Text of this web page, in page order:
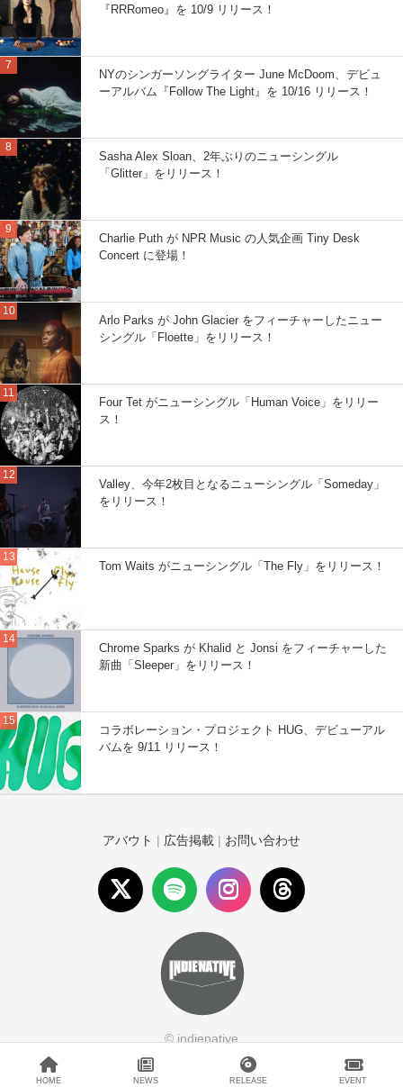
『RRRomeo』を 10/9 リリース！
NYのシンガーソングライター June McDoom、デビュ
ーアルバム『Follow The Light』を 10/16 リリース！
Sasha Alex Sloan、2年ぶりのニューシングル
「Glitter」をリリース！
Charlie Puth が NPR Music の人気企画 Tiny Desk
Concert に登場！
Arlo Parks が John Glacier をフィーチャーしたニュー
シングル「Floette」をリリース！
Four Tet がニューシングル「Human Voice」をリリー
ス！
Valley、今年2枚目となるニューシングル「Someday」
をリリース！
Tom Waits がニューシングル「The Fly」をリリース！
Chrome Sparks が Khalid と Jonsi をフィーチャーした
新曲「Sleeper」をリリース！
コラボレーション・プロジェクト HUG、デビューアル
バムを 9/11 リリース！
HOME NEWS RELEASE EVENT
アバウト | 広告掲載 | お問い合わせ
© indienative